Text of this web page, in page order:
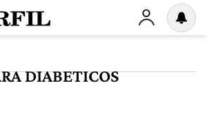
DIABETICOS